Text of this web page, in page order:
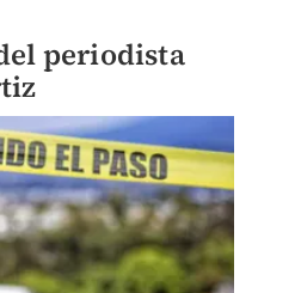
periodista